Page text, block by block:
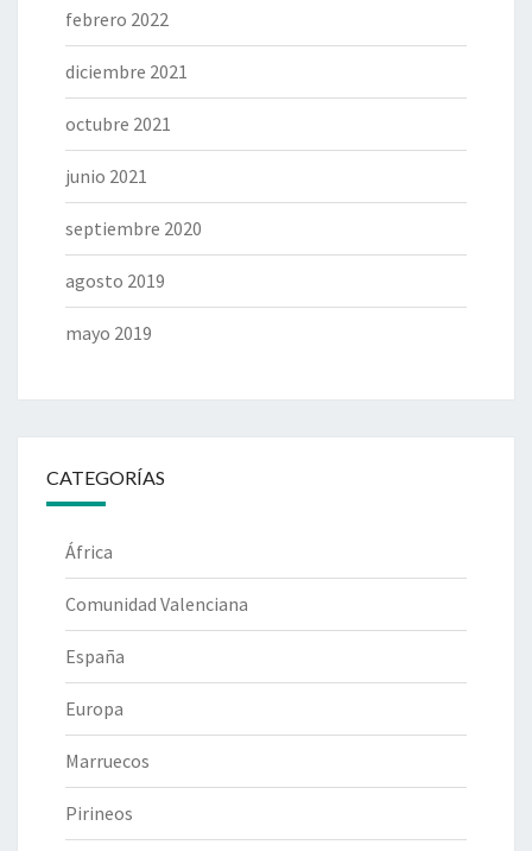
febrero 2022
diciembre 2021
octubre 2021
junio 2021
septiembre 2020
agosto 2019
mayo 2019
CATEGORÍAS
África
Comunidad Valenciana
España
Europa
Marruecos
Pirineos